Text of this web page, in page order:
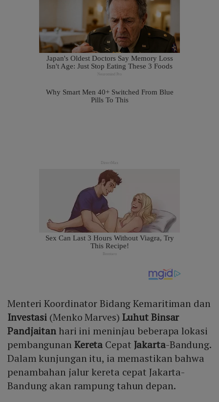
Menteri Koordinator Bidang Kemaritiman dan
Investasi (Menko Marves) Luhut Binsar
Pandjaitanhari ini meninjau beberapa lokasi
pembangunan Kereta Cepat Jakarta-Bandung.
Dalam kunjungan itu, ia memastikan bahwa
penambahan jalur kereta cepat Jakarta-
Bandung akan rampung tahun depan.